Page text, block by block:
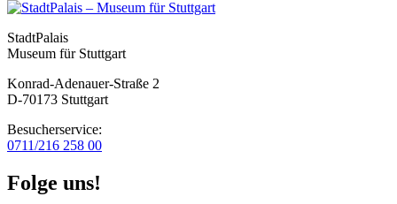
StadtPalais
Museum für Stuttgart
Konrad-Adenauer-Straße 2
D-70173 Stuttgart
Besucherservice:
0711/216 258 00
Folge uns!